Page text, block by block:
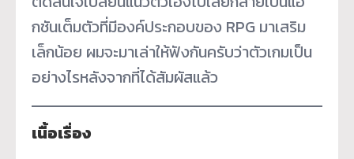
กชันเต็มตัวที่มีองค์ประกอบของ RPG มาเสริม
เล็กน้อย ผมจะมาเล่าให้ฟังกันครับว่าตัวเกมเป็น
อย่างไรหลังจากที่ได้สัมผัสแล้ว
เนื้อเรื่อง